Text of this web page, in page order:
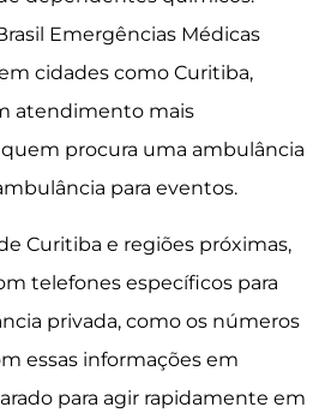
Emergências Médicas
cidades como Curitiba,
atendimento mais
procura uma ambulância
para eventos.
Curitiba e regiões próximas,
telefones específicos para
privada, como os números
essas informações em
para agir rapidamente em